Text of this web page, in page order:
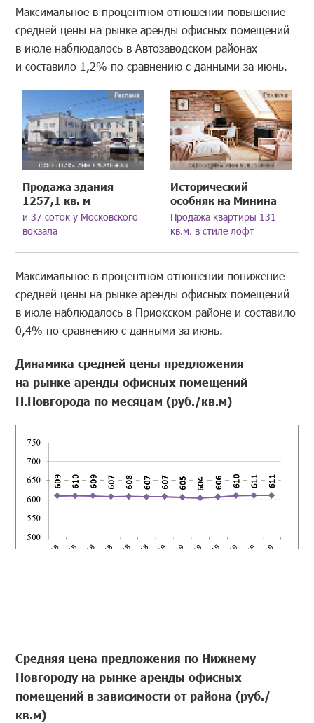
610,7 610,68
Максимальное в процентном отношении повышение
средней цены на рынке аренды офисных помещений
в июле наблюдалось в Автозаводском районах
и составило 1,2% по сравнению с данными за июнь.
Продажа здания
1257,1 кв. м
и 37 соток у Московского
вокзала
Исторический
особняк на Минина
Продажа квартиры 131
кв.м. в стиле лофт
Максимальное в процентном отношении понижение
средней цены на рынке аренды офисных помещений
в июле наблюдалось в Приокском районе и составило
0,4% по сравнению с данными за июнь.
Динамика средней цены предложения
на рынке аренды офисных помещений
Н.Новгорода по месяцам (руб./кв.м)
Средняя цена предложения по Нижнему
Новгороду на рынке аренды офисных
помещений в зависимости от района (руб./
кв.м)